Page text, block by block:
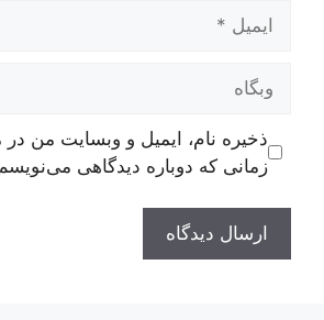
وبگاه
ذخیره نام، ایمیل و وبسایت من در
زمانی که دوباره دیدگاهی